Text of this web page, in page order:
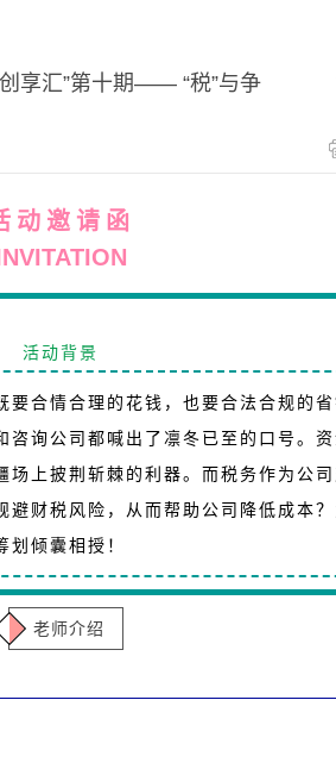
享汇”第十期—— “税”与争
动邀请函
活动背景
合情合理的花钱，也要合法合规的
询公司都喊出了凛冬已至的口号。
上披荆斩棘的利器。而税务作为公司
财税风险，从而帮助公司降低成本
倾囊相授！
老师介绍